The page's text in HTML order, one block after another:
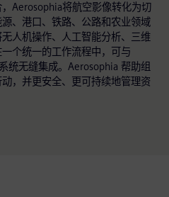
Aerosophia将航空影像转化为切
、港口、铁路、公路和农业领域
人机操作、人工智能分析、三维
个统一的工作流程中，可与
统无缝集成。Aerosophia 帮助组
，并更安全、更可持续地管理资